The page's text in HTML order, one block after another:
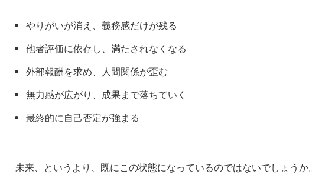
やりがいが消え、義務感だけが残る
他者評価に依存し、満たされなくなる
外部報酬を求め、人間関係が歪む
無力感が広がり、成果まで落ちていく
最終的に自己否定が強まる
未来、というより、既にこの状態になっているのではないでしょうか。